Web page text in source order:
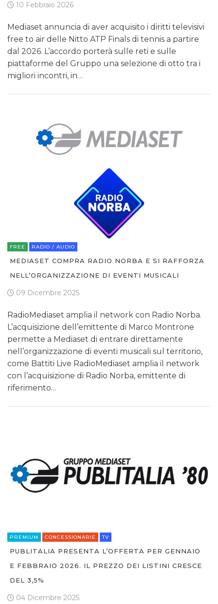
10 Febbraio 2026
Mediaset annuncia di aver acquisito i diritti televisivi
free to air delle Nitto ATP Finals di tennis a partire
dal 2026. L’accordo porterà sulle reti e sulle
piattaforme del Gruppo una selezione di otto tra i
migliori incontri, in…
FREE RADIO / AUDIO
MEDIASET COMPRA RADIO NORBA E SI RAFFORZA
NELL’ORGANIZZAZIONE DI EVENTI MUSICALI
09 Dicembre 2025
RadioMediaset amplia il network con Radio Norba.
L’acquisizione dell’emittente di Marco Montrone
permette a Mediaset di entrare direttamente
nell’organizzazione di eventi musicali sul territorio,
come Battiti Live RadioMediaset amplia il network
con l’acquisizione di Radio Norba, emittente di
riferimento…
PREMIUM CONCESSIONARIE TV
PUBLITALIA PRESENTA L’OFFERTA PER GENNAIO
E FEBBRAIO 2026. IL PREZZO DEI LISTINI CRESCE
DEL 3,5%
04 Dicembre 2025